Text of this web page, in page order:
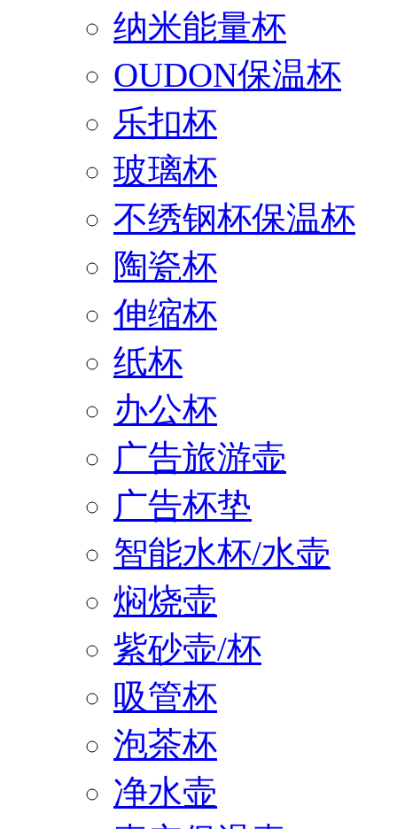
纳米能量杯
OUDON保温杯
乐扣杯
玻璃杯
不绣钢杯保温杯
陶瓷杯
伸缩杯
纸杯
办公杯
广告旅游壶
广告杯垫
智能水杯/水壶
焖烧壶
紫砂壶/杯
吸管杯
泡茶杯
净水壶